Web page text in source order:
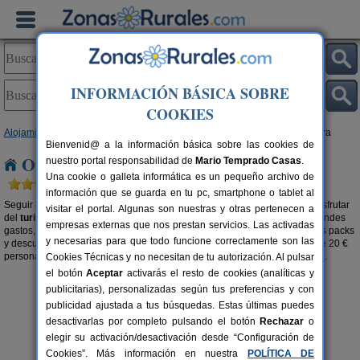
Alojamientos > Guadalajara
Ofertas Casas Rurales en Guadalajara
Seguir las ofertas de los alojamientos rurales son la mejor opción para disfrutar
del turismo rural en Guadalajara a buen precio
. Sin la necesidad de grandes
gastos, aprovecha la oportunidad que te brindan los alojamientos con sus packs
y descuentos. Si directamente quieres buscar casas rurales por menos de 20 €
persona/noche, visita la sección decasas rurales baratas en Guadalajara.
INFORMACIÓN BÁSICA SOBRE
COOKIES
Bienvenid@ a la información básica sobre las cookies de
nuestro portal responsabilidad de Mario Temprado Casas.
Una cookie o galleta informática es un pequeño archivo de
información que se guarda en tu pc, smartphone o tablet al
visitar el portal. Algunas son nuestras y otras pertenecen a
empresas externas que nos prestan servicios. Las activadas
y necesarias para que todo funcione correctamente son las
Cookies Técnicas y no necesitan de tu autorización. Al pulsar
el botónAceptar activarás el resto de cookies (analíticas y
publicitarias), personalizadas según tus preferencias y con
publicidad ajustada a tus búsquedas. Estas últimas puedes
desactivarlas por completo pulsando el botón Rechazar o
elegir su activación/desactivación desde “Configuración de
Cookies”. Más información en nuestra
POLÍTICA DE